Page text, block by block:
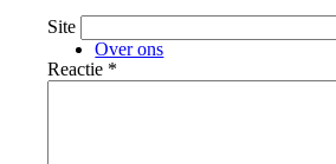
Over ons
Site
Reactie *